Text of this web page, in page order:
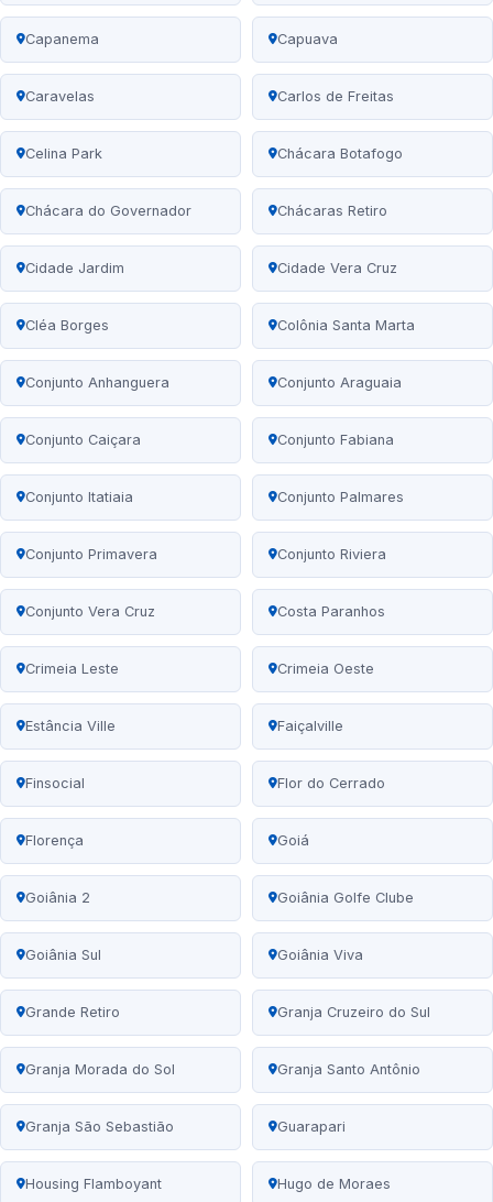
Capanema Capuava
Caravelas Carlos de Freitas
Celina Park Chácara Botafogo
Chácara do Governador Chácaras Retiro
Cidade Jardim Cidade Vera Cruz
Cléa Borges Colônia Santa Marta
Conjunto Anhanguera Conjunto Araguaia
Conjunto Caiçara Conjunto Fabiana
Conjunto Itatiaia Conjunto Palmares
Conjunto Primavera Conjunto Riviera
Conjunto Vera Cruz Costa Paranhos
Crimeia Leste Crimeia Oeste
Estância Ville Faiçalville
Finsocial Flor do Cerrado
Florença Goiá
Goiânia 2 Goiânia Golfe Clube
Goiânia Sul Goiânia Viva
Grande Retiro Granja Cruzeiro do Sul
Granja Morada do Sol Granja Santo Antônio
Granja São Sebastião Guarapari
Housing Flamboyant Hugo de Moraes